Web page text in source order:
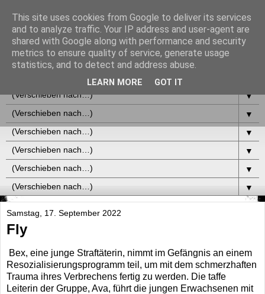
▼
▼
▼
▼
▼
▼
Samstag, 17. September 2022
Fly
Bex, eine junge Straftäterin, nimmt im Gefängnis an einem
Resozialisierungsprogramm teil, um mit dem schmerzhaften
Trauma ihres Verbrechens fertig zu werden. Die taffe
Leiterin der Gruppe, Ava, führt die jungen Erwachsenen mit
This site uses cookies from Google to deliver its services
and to analyze traffic. Your IP address and user-agent are
shared with Google along with performance and security
metrics to ensure quality of service, generate usage
statistics, and to detect and address abuse.
LEARN MORE GOT IT